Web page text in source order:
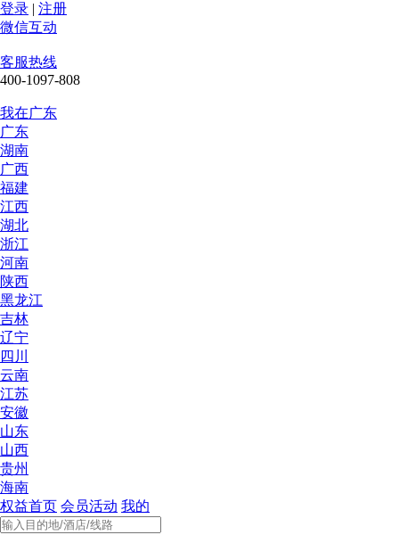
登录 | 注册
微信互动
客服热线
400-1097-808
我在广东
广东
湖南
广西
福建
江西
湖北
浙江
河南
陕西
黑龙江
吉林
辽宁
四川
云南
江苏
安徽
山东
山西
贵州
海南
权益首页 会员活动 我的